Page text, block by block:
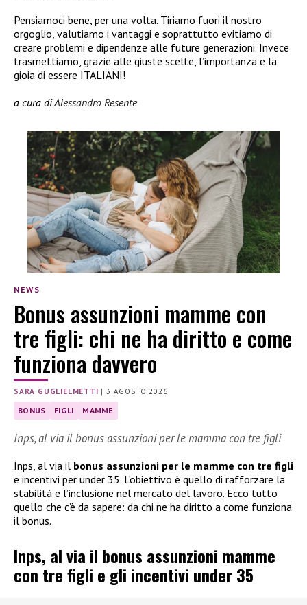
Pensiamoci bene, per una volta. Tiriamo fuori il nostro
orgoglio, valutiamo i vantaggi e soprattutto evitiamo di
creare problemi e dipendenze alle future generazioni. Invece
trasmettiamo, grazie alle giuste scelte, l’importanza e la
gioia di essere ITALIANI!
a cura diAlessandro Resente
NEWS
Bonus assunzioni mamme con
tre figli: chi ne ha diritto e come
funziona davvero
SARA GUGLIELMETTI |3 AGOSTO 2026
BONUS FIGLI MAMME
Inps, al via il bonus assunzioni per le mamma con tre figli
Inps, al via il bonus assunzioni per le mamme con tre figli
e incentivi per under 35. L’obiettivo è quello di rafforzare la
stabilità e l’inclusione nel mercato del lavoro. Ecco tutto
quello che c’è da sapere: da chi ne ha diritto a come funziona
il bonus.
Inps, al via il bonus assunzioni mamme
con tre figli e gli incentivi under 35